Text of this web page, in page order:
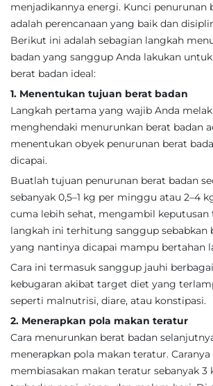
menjadikannya energi. Kunci penurunan
adalah perencanaan yang baik dan
Berikut ini adalah sebagian langkah
badan yang sanggup Anda lakukan
berat badan ideal:
1. Menentukan tujuan berat badan
Langkah pertama yang wajib Anda
menghendaki menurunkan berat badan
menentukan obyek penurunan berat
dicapai.
Buatlah tujuan penurunan berat badan
sebanyak 0,5–1 kg per minggu atau 2–4
cuma lebih sehat, mengambil keputusan
langkah ini terhitung sanggup sebabkan
yang nantinya dicapai mampu bertahan
Cara ini termasuk sanggup jauhi
kebugaran akibat target diet yang
seperti malnutrisi, diare, atau konstipasi.
2. Menerapkan pola makan teratur
Cara menurunkan berat badan
menerapkan pola makan teratur. Caranya
membiasakan makan teratur sebanyak 3